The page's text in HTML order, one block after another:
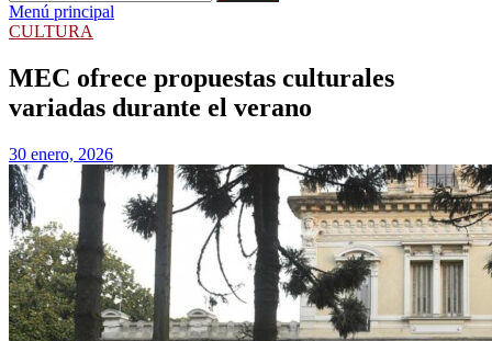
Menú principal
CULTURA
MEC ofrece propuestas culturales
variadas durante el verano
30 enero, 2026